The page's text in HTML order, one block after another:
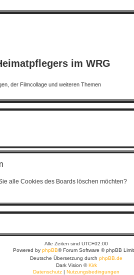
im WRG
der Filmcollage und weiteren Themen
alle Cookies des Boards löschen möchten?
Alle Zeiten sind UTC+02:00
Powered by phpBB® Forum Software © phpBB
Deutsche Übersetzung durch phpBB.de
Dark Vision ©Kirk
Datenschutz | Nutzungsbedingungen